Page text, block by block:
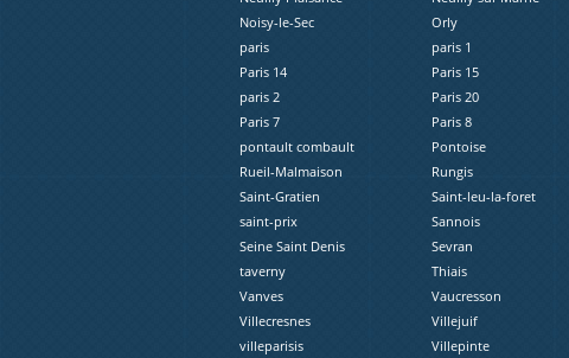
Noisy-le-Sec
Orly
paris
paris 1
Paris 14
Paris 15
paris 2
Paris 20
Paris 7
Paris 8
pontault combault
Pontoise
Rueil-Malmaison
Rungis
Saint-Gratien
Saint-leu-la-foret
saint-prix
Sannois
Seine Saint Denis
Sevran
taverny
Thiais
Vanves
Vaucresson
Villecresnes
Villejuif
villeparisis
Villepinte